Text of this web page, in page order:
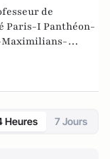
de
Paris-I Panthéon-
Maximilians-
dont Europe, la
de l'homme
Heures 7 Jours